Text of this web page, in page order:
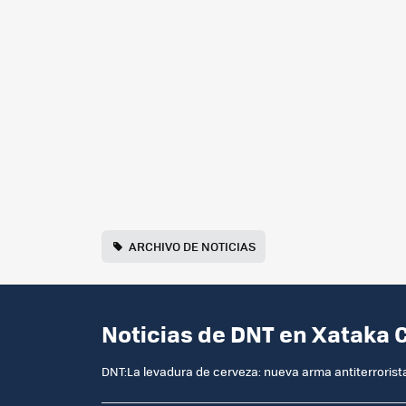
ARCHIVO DE NOTICIAS
Noticias de DNT en Xataka
DNT:La levadura de cerveza: nueva arma